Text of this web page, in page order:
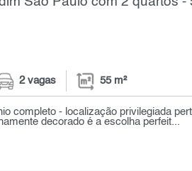
2 vagas 55 m²
completo - localização privilegiada
decorado é a escolha perfeit...